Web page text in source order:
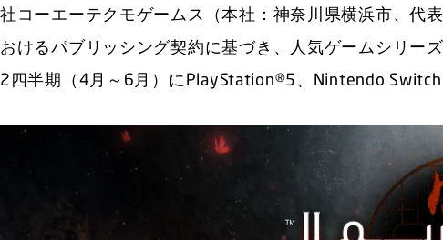
社コーエーテクモゲームス（本社：神奈川県横浜市、代
おけるパブリッシング契約に基づき、人気ゲームシリー
2四半期（4月～6月）にPlayStation®5、Nintendo Switch